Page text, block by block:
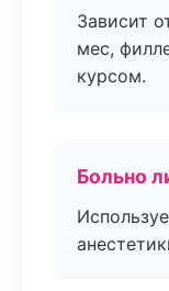
Зависит
мес,
курсом.
Больно